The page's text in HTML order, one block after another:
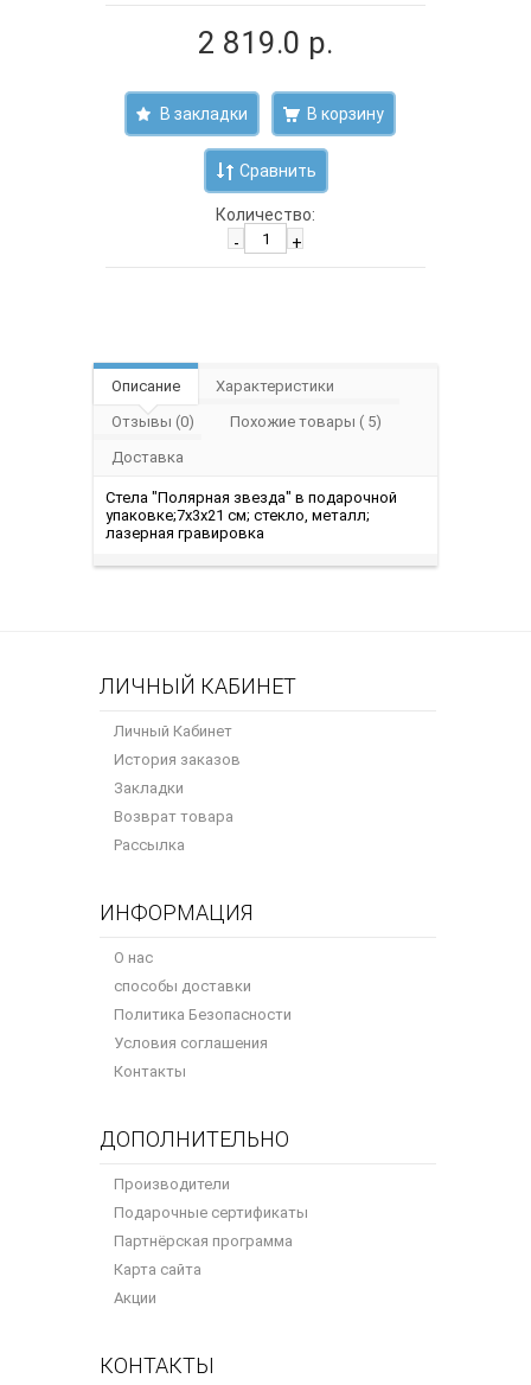
2 819.0 р.
В закладки
Сравнить
Количество:
-
+
Описание
Характеристики
Отзывы (0)
Похожие товары ( 5)
Доставка
Стела "Полярная звезда" в подарочной
упаковке;7х3х21 см; стекло, металл;
лазерная гравировка
ЛИЧНЫЙ КАБИНЕТ
Личный Кабинет
История заказов
Закладки
Возврат товара
Рассылка
ИНФОРМАЦИЯ
О нас
способы доставки
Политика Безопасности
Условия соглашения
Контакты
ДОПОЛНИТЕЛЬНО
Производители
Подарочные сертификаты
Партнёрская программа
Карта сайта
Акции
КОНТАКТЫ